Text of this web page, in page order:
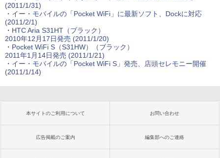
(2011/1/31)
・ イー・モバイルの「Pocket WiFi」に最新ソフト、Dockに対応
(2011/2/1)
・ HTC Aria S31HT（ブラック）
2010年12月17日発売 (2011/1/20)
・ Pocket WiFi S（S31HW）（ブラック）
2011年1月14日発売 (2011/1/21)
・ イー・モバイルの「Pocket WiFi S」発売、店頭セレモニー開催
(2011/1/14)
本サイトのご利用について お問い合わせ
広告掲載のご案内 編集部へのご連絡